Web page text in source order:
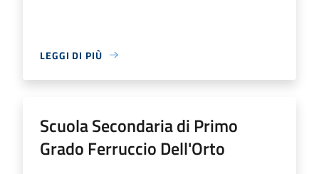
LEGGI DI PIÙ
Scuola Secondaria di Primo
Grado Ferruccio Dell'Orto